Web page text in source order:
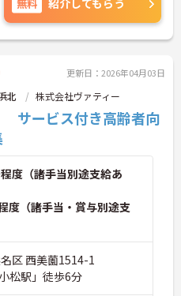
紹介してもらう
更新日：2026年04月03日
北 株式会社ヴァティー
サービス付き高齢者向
度（諸手当別途支給あ
度（諸手当・賞与別途支
区 西美薗1514-1
松駅」徒歩6分